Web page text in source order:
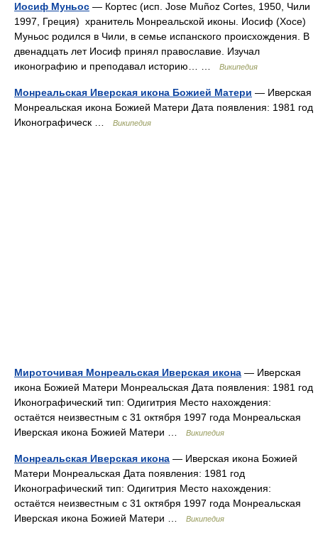
Иосиф Муньос — Кортес (исп. Jose Muñoz Cortes, 1950, Чили
1997, Греция) хранитель Монреальской иконы. Иосиф (Хосе)
Муньос родился в Чили, в семье испанского происхождения. В
двенадцать лет Иосиф принял православие. Изучал
иконографию и преподавал историю… …
Википедия
Монреальская Иверская икона Божией Матери — Иверская
Монреальская икона Божией Матери Дата появления: 1981 год
Иконографическ …
Википедия
Мироточивая Монреальская Иверская икона — Иверская
икона Божией Матери Монреальская Дата появления: 1981 год
Иконографический тип: Одигитрия Место нахождения:
остаётся неизвестным с 31 октября 1997 года Монреальская
Иверская икона Божией Матери …
Википедия
Монреальская Иверская икона — Иверская икона Божией
Матери Монреальская Дата появления: 1981 год
Иконографический тип: Одигитрия Место нахождения:
остаётся неизвестным с 31 октября 1997 года Монреальская
Иверская икона Божией Матери …
Википедия